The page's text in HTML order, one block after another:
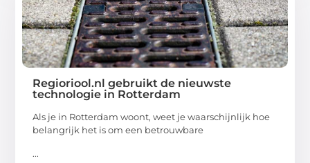
Regioriool.nl gebruikt de nieuwste
technologie in Rotterdam
Als je in Rotterdam woont, weet je waarschijnlijk hoe
belangrijk het is om een betrouwbare
...